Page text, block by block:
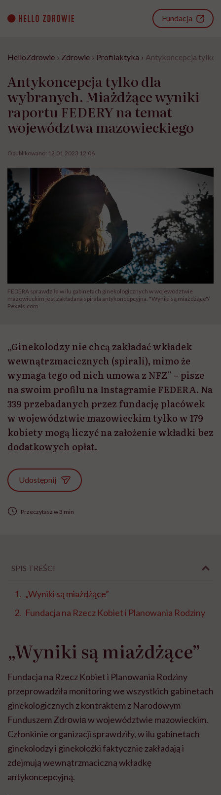
content
Fundacja
HelloZdrowie › Zdrowie › Profilaktyka › Antykoncepcja tylko
Antykoncepcja tylko dla
wybranych. Miażdżące wyniki
raportu FEDERY na temat
województwa mazowieckiego
Opublikowano: 12.01.2023 12:06
FEDERA sprawdziła w ilu gabinetach ginekologicznych w województwie
mazowieckim jest zakładana spirala antykoncepcyjna. "Wyniki są miażdżące"/
Pexels.com
„Ginekolodzy nie chcą zakładać wkładek
wewnątrzmacicznych (spirali), mimo że
wymaga tego od nich umowa z NFZ” – pisze
na swoim profilu na Instagramie FEDERA. Na
339 przebadanych przez fundację placówek
w województwie mazowieckim tylko w 179
kobiety mogą liczyć na założenie wkładki bez
dodatkowych opłat.
Udostępnij
Przeczytasz w 3 min
SPIS TREŚCI
„Wyniki są miażdżące”
Fundacja na Rzecz Kobiet i Planowania Rodziny
„Wyniki są miażdżące”
Fundacja na Rzecz Kobiet i Planowania Rodziny
przeprowadziła monitoring we wszystkich gabinetach
ginekologicznych z kontraktem z Narodowym
Funduszem Zdrоwіа w województwie mazowieckim.
Członkinie organizacji sprawdziły, w ilu gabinetach
ginekolodzy i ginekolożki faktycznie zakładają i
zdejmują wewnątrzmaciczną wkładkę
antykoncepcyjną.